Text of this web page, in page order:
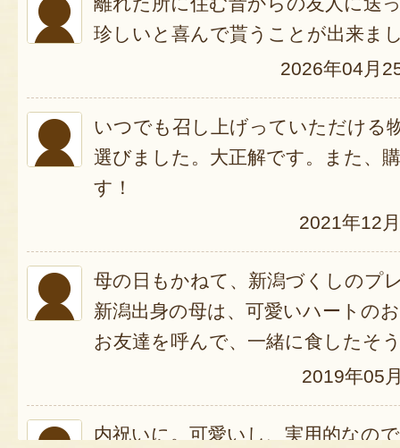
珍しいと喜んで貰うことが出来ま
2026年04月
いつでも召し上げっていただける
選びました。大正解です。また、
す！
2021年12
母の日もかねて、新潟づくしのプ
新潟出身の母は、可愛いハートの
お友達を呼んで、一緒に食したそ
2019年05
内祝いに。可愛いし、実用的なの